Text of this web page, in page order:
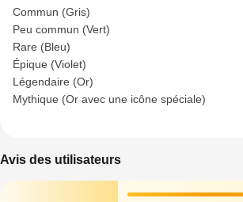
Commun (Gris)
Peu commun (Vert)
Rare (Bleu)
Épique (Violet)
Légendaire (Or)
Mythique (Or avec une icône spéciale)
Avis des utilisateurs